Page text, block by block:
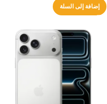
إضافة إلى السلة